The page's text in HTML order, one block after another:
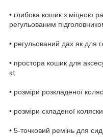
• глибока кошик з міцною
регульованим
• регульований дах як для
• простора кошик для
кг,
• розміри розкладеної
• розміри складеної
• 5-точковий ремінь для